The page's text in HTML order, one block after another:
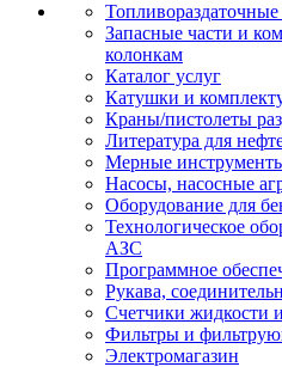
Запасные части и
колонкам
Каталог услуг
Катушки и
Краны/пистолеты
Литература для
Мерные
Насосы, насосные
Оборудование для
Технологическое
АЗС
Программное
Рукава,
Счетчики жидкости
Фильтры и
Электромагазин